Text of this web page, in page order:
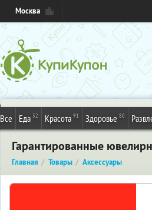
Москва
Все Еда 32 Красота 91 Здоровье 80
Гарантированные
Главная Товары Аксессуары